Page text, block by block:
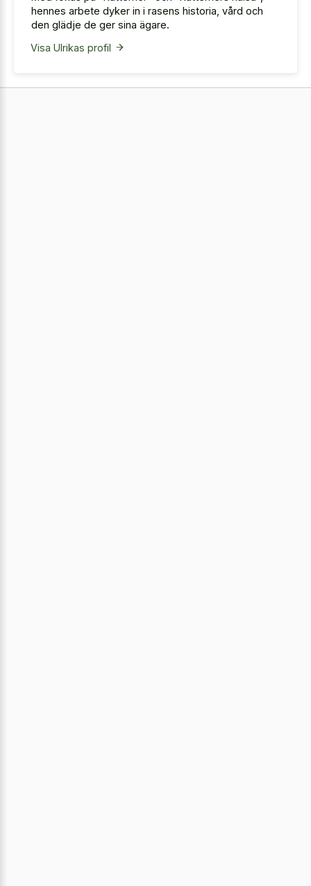
hennes arbete dyker in i rasens historia, vård och
den glädje de ger sina ägare.
Visa Ulrikas profil